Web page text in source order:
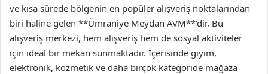
ve kısa sürede bölgenin en popüler alışveriş noktalarından
biri haline gelen **Ümraniye Meydan AVM**’dir. Bu
alışveriş merkezi, hem alışveriş hem de sosyal aktiviteler
için ideal bir mekan sunmaktadır. İçerisinde giyim,
elektronik, kozmetik ve daha birçok kategoride mağaza